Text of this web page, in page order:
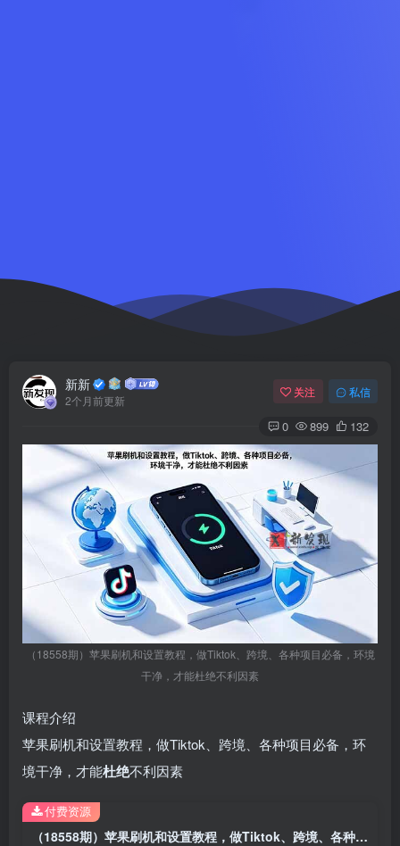
新新
2个月前更新
关注 私信
0 899 132
（18558期）苹果刷机和设置教程，做Tiktok、跨境、各种项目必备，环境
干净，才能杜绝不利因素
课程介绍
苹果刷机和设置教程，做Tiktok、跨境、各种项目必备，环
境干净，才能杜绝不利因素
（18558期）苹果刷机和设置教程，做Tiktok、跨境、各种项目必备，环境干净，才能杜绝不利因素
付费资源